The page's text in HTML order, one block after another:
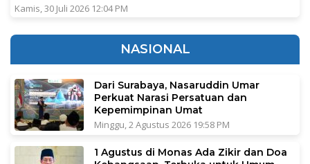
Kamis, 30 Juli 2026 12:04 PM
NASIONAL
Dari Surabaya, Nasaruddin Umar
Perkuat Narasi Persatuan dan
Kepemimpinan Umat
Minggu, 2 Agustus 2026 19:58 PM
1 Agustus di Monas Ada Zikir dan Doa